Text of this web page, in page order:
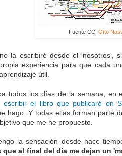
Fuente CC: Otto
la escribiré desde el 'nosotros',
experiencia para que cada
útil.
todos los días de la semana, en
escribir el libro que publicaré en
hago. Y todas ellas forman parte
que me he propuesto.
la sensación desde hace
que al final del día me dejan un